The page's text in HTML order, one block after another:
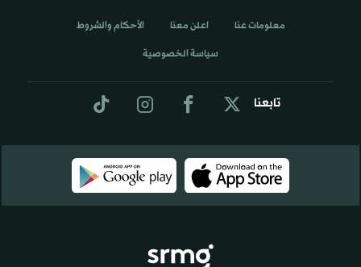
تابعنا
معلومات عنا اعلن معنا الأحكام والشروط
سياسة الخصوصية